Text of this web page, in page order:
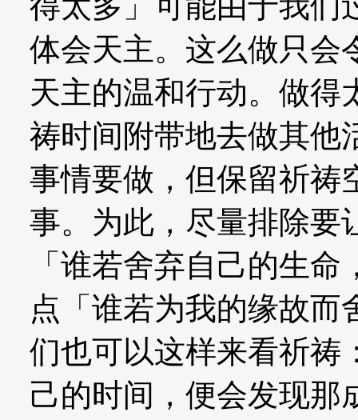
体会天主。这么做只会
天主的温和行动。做得
祷时间附带地去做其他
事情要做，但保留祈祷
事。为此，尽量排除要
「谁若舍弃自己的生
点「谁若为我的缘故而
们也可以这样来看祈祷
己的时间，便会发现那